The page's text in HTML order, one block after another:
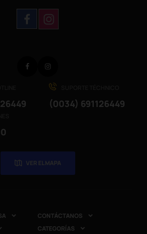
(0034) 691126449
VER EL MAPA
Facebook
 CONTÁCTANOS 
CATEGORÍAS 